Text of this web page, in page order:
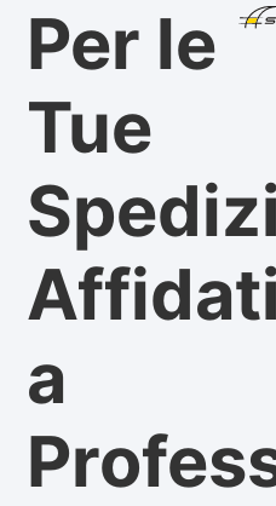
Per le
Tue
Affidati
a